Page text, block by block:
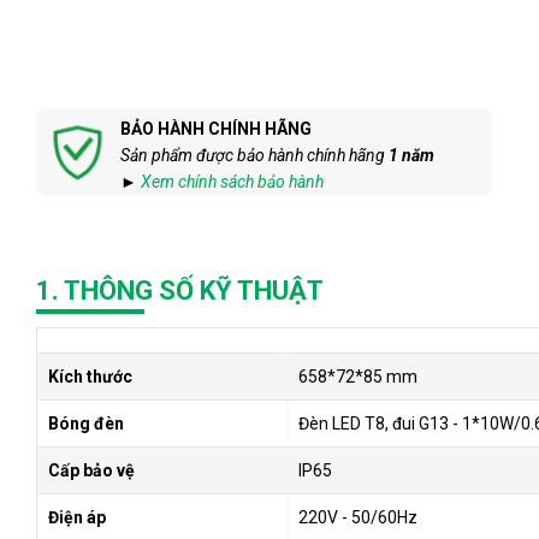
BẢO HÀNH CHÍNH HÃNG
Sản phẩm được bảo hành chính hãng 1 năm
► Xem chính sách bảo hành
1. THÔNG SỐ KỸ THUẬT
Kích thước 658*72*85 mm
Bóng đèn Đèn LED T8, đui G13 - 1*10W/
Cấp bảo vệ IP65
Điện áp 220V - 50/60Hz